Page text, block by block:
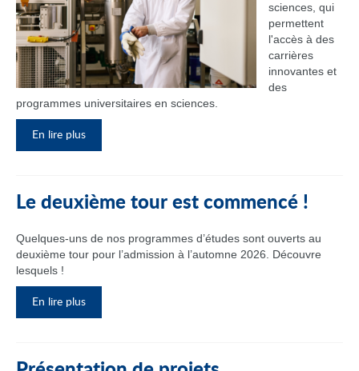
sciences, qui
permettent
l'accès à des
carrières
innovantes et
des
programmes universitaires en sciences.
En lire plus
Le deuxième tour est commencé !
Quelques-uns de nos programmes d’études sont ouverts au
deuxième tour pour l’admission à l’automne 2026. Découvre
lesquels !
En lire plus